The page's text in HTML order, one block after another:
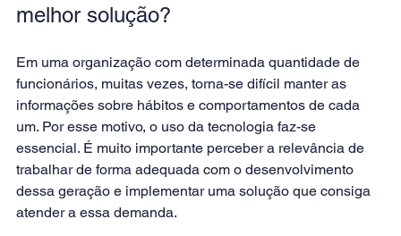
melhor solução?
Em uma organização com determinada quantidade de
funcionários, muitas vezes, torna-se difícil manter as
informações sobre hábitos e comportamentos de cada
um. Por esse motivo, o uso da tecnologia faz-se
essencial. É muito importante perceber a relevância de
trabalhar de forma adequada com o desenvolvimento
dessa geração e implementar uma solução que consiga
atender a essa demanda.